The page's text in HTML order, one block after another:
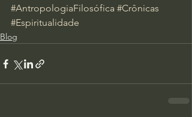
#AntropologiaFilosófica #Crônicas
#Espiritualidade
Blog